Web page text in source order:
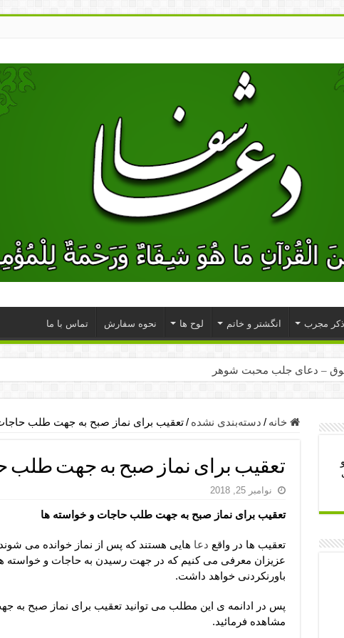
ذکر مجرب انگشتر و خاتم لوح ها نحوه سفارش تماس با ما
– دعای جلب محبت شوهر
– دعای یا من اظهر الجمیل برای حاجت
آن ها – ذکر مخصوص مستجاب الدعوه شدن
– دعای ترس و بی خوابی کودکان
دعای رفع مشکلات و طلب حاجت
– آیه‌ جلب ثروت و برکت مال
چشم زخم – دعای چشم زخم ماشاالله
برای آرامش قلب و رفع اضطراب
خانه / دسته‌بندی نشده / تعقیب برای نماز صبح به جهت طلب
تعقیب برای نماز صبح به جهت طلب
نوامبر 25, 2018
تعقیب برای نماز صبح به جهت طلب حاجات و خواسته ها
تعقیب ها در واقع دعا هایی هستند که پس از نماز خوانده می
عزیزان معرفی می کنیم که در جهت رسیدن به حاجات و خواسته
باورنکردنی خواهد داشت.
پس در ادانمه ی این مطلب می توانید تعقیب برای نماز صبح به
مشاهده فرمائید.